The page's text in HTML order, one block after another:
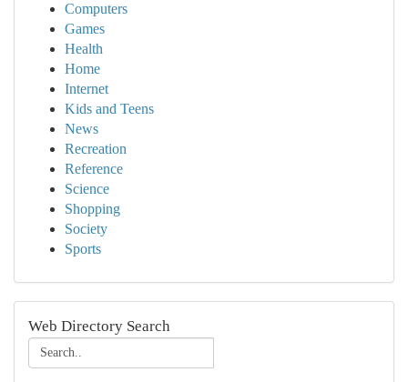
Computers
Games
Health
Home
Internet
Kids and Teens
News
Recreation
Reference
Science
Shopping
Society
Sports
Web Directory Search